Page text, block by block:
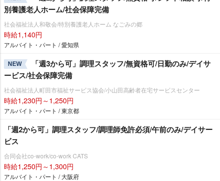
別養護老人ホーム/社会保障完備
社会福祉法人和敬会/特別養護老人ホーム なごみの郷
時給1,140円
アルバイト・パート / 愛知県
NEW
「週3から可」調理スタッフ/無資格可/日勤のみ/デイサ
ービス/社会保障完備
社会福祉法人町田市福祉サービス協会/小山田高齢者在宅サービスセンター
時給1,230円～1,250円
アルバイト・パート / 東京都
「週2から可」調理スタッフ/調理師免許必須/午前のみ/デイサー
ビス
合同会社co-work/co-work CATS
時給1,250円～1,300円
アルバイト・パート / 大阪府